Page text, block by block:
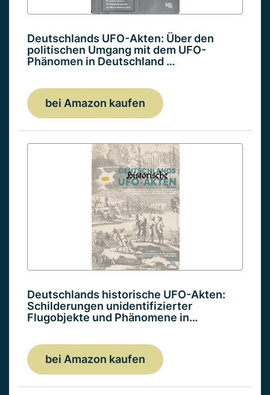
Deutschlands UFO-Akten: Über den
politischen Umgang mit dem UFO-
Phänomen in Deutschland …
bei Amazon kaufen
Deutschlands historische UFO-Akten:
Schilderungen unidentifizierter
Flugobjekte und Phänomene in…
bei Amazon kaufen